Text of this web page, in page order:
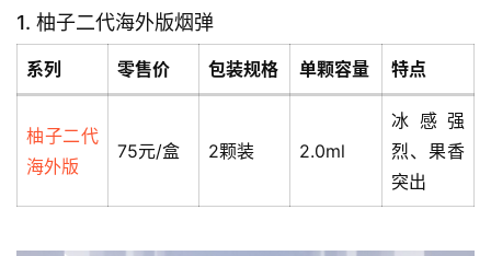
1. 柚子二代海外版烟弹
系列 零售价 包装规格 单颗容量 特点
柚子二代
海外版
75元/盒 2颗装 2.0ml
冰感强
烈、果香
突出